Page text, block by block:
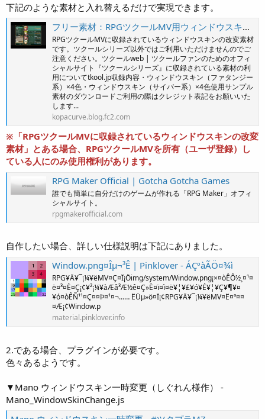
下記のような素材と入れ替えるだけで実現できます。
フリー素材：RPGツクールMV用ウィンドウスキン その１
RPGツクールMVに収録されているウィンドウスキンの改変素材
です。ツクールシリーズ以外ではご利用いただけませんのでご
注意ください。ツクールweb | ツクールファンのためのオフィ
シャルサイト『ツクールシリーズ』に収録されている素材の利
用についてtkool.jp収録内容・ウィンドウスキン（ファタンジー
系）×4色・ウィンドウスキン（サイバー系）×4色使用サンプル
素材のダウンロードご利用の際はクレジット表記をお願いいた
します...
kopacurve.blog.fc2.com
※「RPGツクールMVに収録されているウィンドウスキンの改変
素材」とある場合、RPGツクールMVを所有（ユーザ登録）し
ている人にのみ使用権利があります。
RPG Maker Official | Gotcha Gotcha Games
誰でも簡単に自分だけのゲームが作れる「RPG Maker」オフィ
シャルサイト。
rpgmakerofficial.com
自作したい場合、詳しい仕様説明は下記にありました。
Window.png¤Îµ¬³Ê | Pinklover - ÁÇºàÃÖ¤¾ì
RPG¥Ä¥¯¡¼¥ëMV¤Ç¤Ï¡Öimg/system/Window.png¡×¤òÊÔ½¸¤¹¤
ë¤³¤È¤Ç¡¢¥²¡¼¥àÆâ³Æ½ê¤Ç»È¤ï¤ì¤ë¥¦¥£¥ó¥É¥¦¥Ç¥¶¥¤
¥ó¤òÊÑ¹¹¤Ç¤¤Þ¤¹¤¬…… ËÜµ»ö¤Ï¡¢RPG¥Ä¥¯¡¼¥ëMV¤Ë¤ª¤¤
¤Æ¡¢Window.p
material.pinklover.info
2.である場合、プラグインが必要です。
色々あるようです。
▼Mano ウィンドウスキン一時変更（しぐれん様作） -
Mano_WindowSkinChange.js